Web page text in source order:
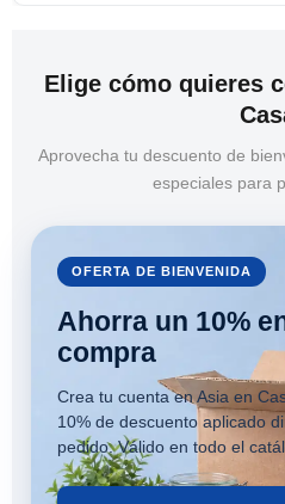
Elige cómo quieres
Aprovecha tu descuento de
especiales para
OFERTA DE BIENVENIDA
Ahorra un 10%
compra
Crea tu cuenta en Asia en
10% de descuento aplicado
pedido. Válido en todo el